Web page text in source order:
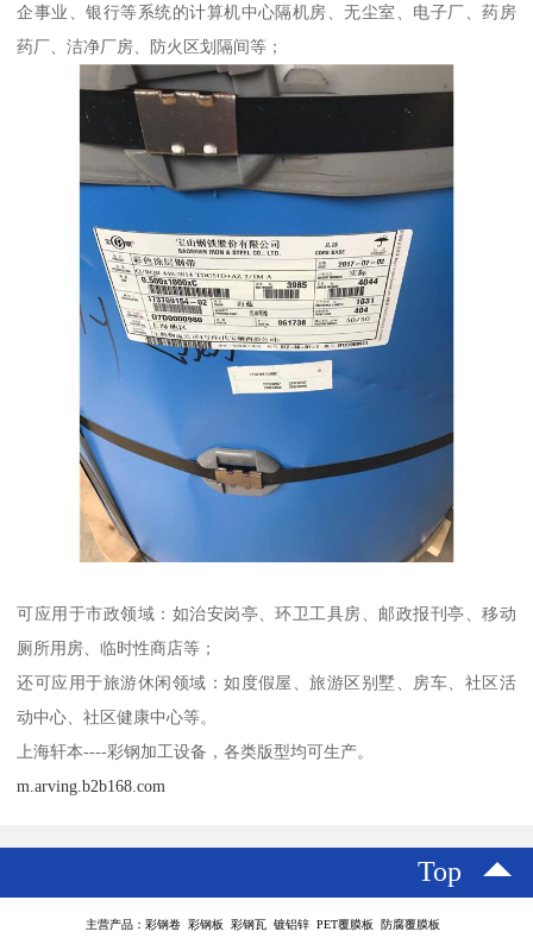
企事业、银行等系统的计算机中心隔机房、无尘室、电子厂、药房
药厂、洁净厂房、防火区划隔间等；
可应用于市政领域：如治安岗亭、环卫工具房、邮政报刊亭、移动
厕所用房、临时性商店等；
还可应用于旅游休闲领域：如度假屋、旅游区别墅、房车、社区活
动中心、社区健康中心等。
上海轩本----彩钢加工设备，各类版型均可生产。
m.arving.b2b168.com
Top
主营产品：彩钢卷 彩钢板 彩钢瓦 镀铝锌 PET覆膜板 防腐覆膜板